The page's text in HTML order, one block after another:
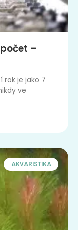
–
rok je jako 7
ve
AKVARISTIKA